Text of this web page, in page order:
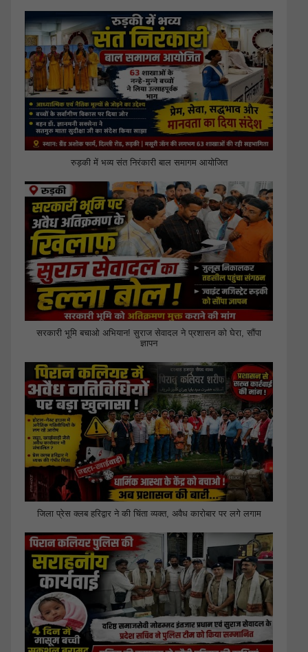
रुड़की में भव्य संत निरंकारी बाल समागम आयोजित
सरकारी भूमि बचाओ अभियान! सुराज सेवादल ने प्रशासन को घेरा, सौंपा
ज्ञापन
जिला प्रेस क्लब हरिद्वार ने की चिंता व्यक्त, अवैध कारोबार पर लगे लगाम